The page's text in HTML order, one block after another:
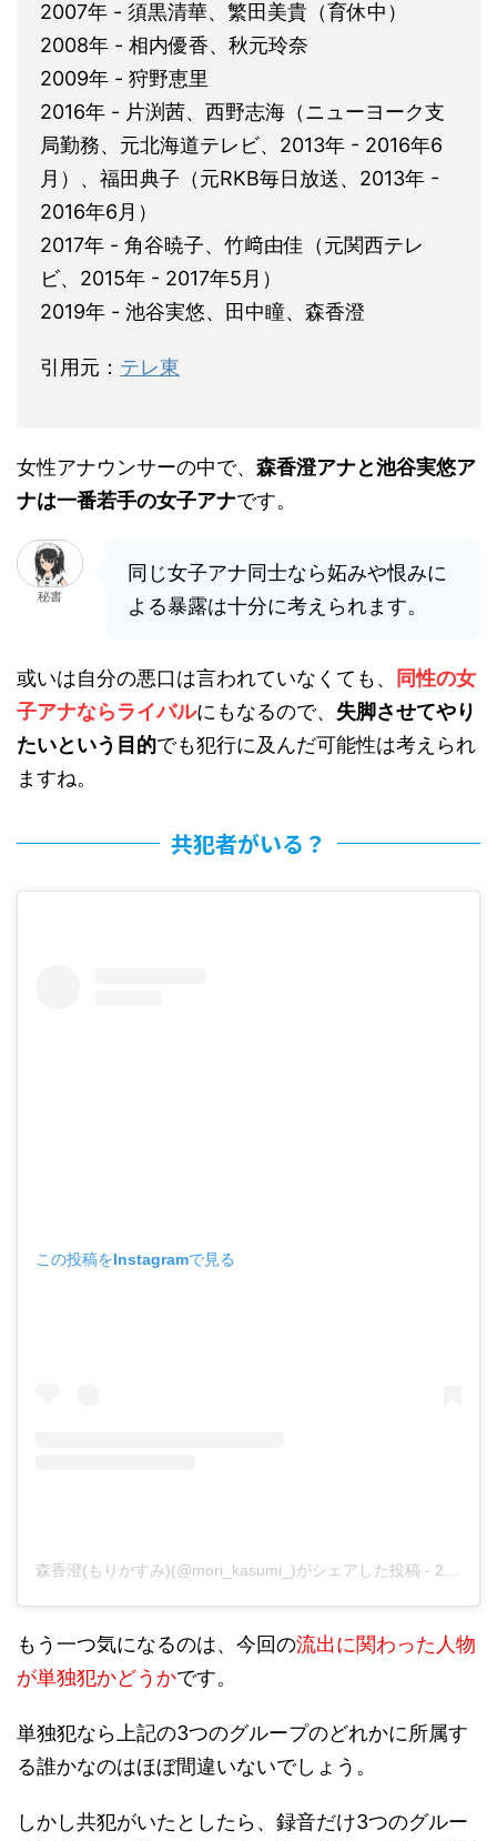
2007年 - 須黒清華、繁田美貴（育休中）
2008年 - 相内優香、秋元玲奈
2009年 - 狩野恵里
2016年 - 片渕茜、西野志海（ニューヨーク支
局勤務、元北海道テレビ、2013年 - 2016年6
月）、福田典子（元RKB毎日放送、2013年 -
2016年6月）
2017年 - 角谷暁子、竹﨑由佳（元関西テレ
ビ、2015年 - 2017年5月）
2019年 - 池谷実悠、田中瞳、森香澄
引用元： テレ東
女性アナウンサーの中で、 森香澄アナと池谷実悠ア
ナは一番若手の女子アナです。
秘書
同じ女子アナ同士なら妬みや恨みに
よる暴露は十分に考えられます。
或いは自分の悪口は言われていなくても、
同性の女
子アナならライバルにもなるので、 失脚させてやり
たいという目的でも犯行に及んだ可能性は考えられ
ますね。
共犯者がいる？
この投稿をInstagramで見る
森香澄(もりかすみ)(@mori_kasumi_)がシェアした投稿 - 2020年 4月月7日午後8時57分PDT
もう一つ気になるのは、今回の流出に関わった人物
が単独犯かどうかです。
単独犯なら上記の3つのグループのどれかに所属す
る誰かなのはほぼ間違いないでしょう。
しかし共犯がいたとしたら、録音だけ3つのグルー